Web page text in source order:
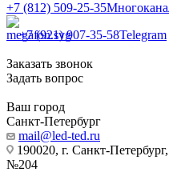
+7 (812) 509-25-35
+7 (921) 907-35-58Telegram
Заказать звонок
Задать вопрос
Ваш город
Санкт-Петербург
mail@led-ted.ru
190020, г. Санкт-
№204